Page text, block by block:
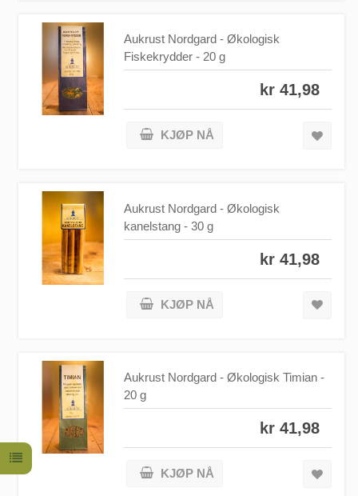
Aukrust Nordgard - Økologisk
Fiskekrydder - 20 g
kr 41,98
KJØP NÅ
Aukrust Nordgard - Økologisk
kanelstang - 30 g
kr 41,98
KJØP NÅ
Aukrust Nordgard - Økologisk Timian -
20 g
kr 41,98
KJØP NÅ